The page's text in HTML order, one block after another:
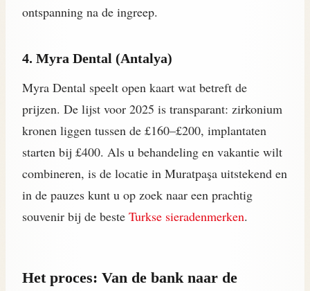
ontspanning na de ingreep.
4. Myra Dental (Antalya)
Myra Dental speelt open kaart wat betreft de
prijzen. De lijst voor 2025 is transparant: zirkonium
kronen liggen tussen de £160–£200, implantaten
starten bij £400. Als u behandeling en vakantie wilt
combineren, is de locatie in Muratpaşa uitstekend en
in de pauzes kunt u op zoek naar een prachtig
souvenir bij de beste Turkse sieradenmerken.
Het proces: Van de bank naar de